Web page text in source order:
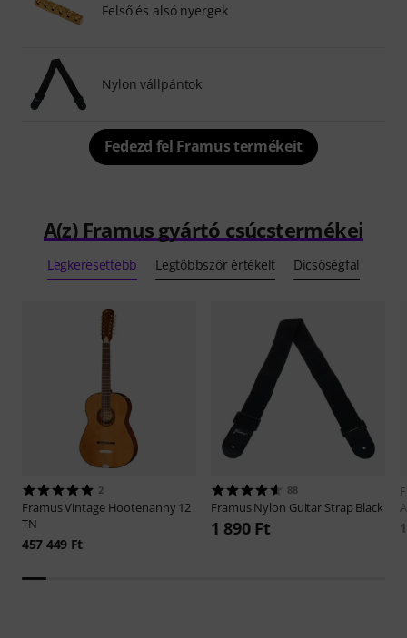
Felső és alsó nyergek
Nylon vállpántok
Fedezd fel Framus termékeit
A(z) Framus gyártó csúcstermékei
Legkeresettebb Legtöbbször értékelt Dicsőségfal
2
FramusVintage Hootenanny 12
TN
457 449 Ft
88
FramusNylon Guitar Strap Black
1 890 Ft